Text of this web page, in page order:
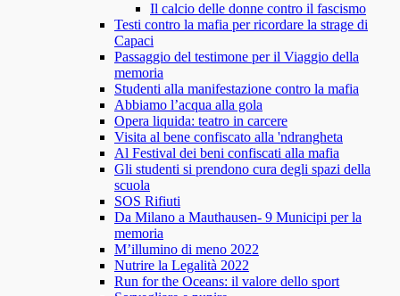
Il calcio delle donne contro il fascismo
Testi contro la mafia per ricordare la strage di
Capaci
Passaggio del testimone per il Viaggio della
memoria
Studenti alla manifestazione contro la mafia
Abbiamo l’acqua alla gola
Opera liquida: teatro in carcere
Visita al bene confiscato alla 'ndrangheta
Al Festival dei beni confiscati alla mafia
Gli studenti si prendono cura degli spazi della
scuola
SOS Rifiuti
Da Milano a Mauthausen- 9 Municipi per la
memoria
M’illumino di meno 2022
Nutrire la Legalità 2022
Run for the Oceans: il valore dello sport